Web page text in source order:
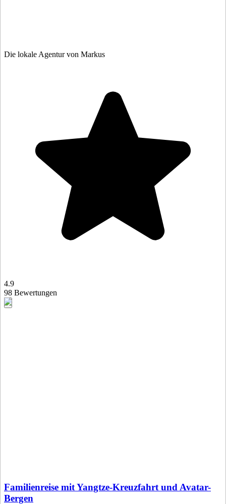
Die lokale Agentur von Markus
4.9
98 Bewertungen
Familienreise mit Yangtze-Kreuzfahrt und Avatar-
Bergen